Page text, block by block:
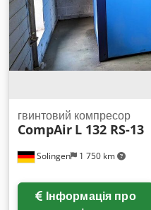
Solingen 1 750 km
гвинтовий компресор
CompAir L 132 RS-13